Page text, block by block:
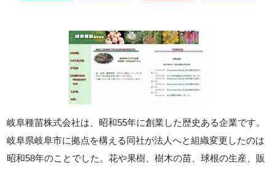
岐阜種苗株式会社は、昭和55年に創業した歴史ある企業です。
岐阜県岐阜市に拠点を構える同社が法人へと組織変更したのは
昭和58年のことでした。花や果樹、樹木の苗、球根の生産、販